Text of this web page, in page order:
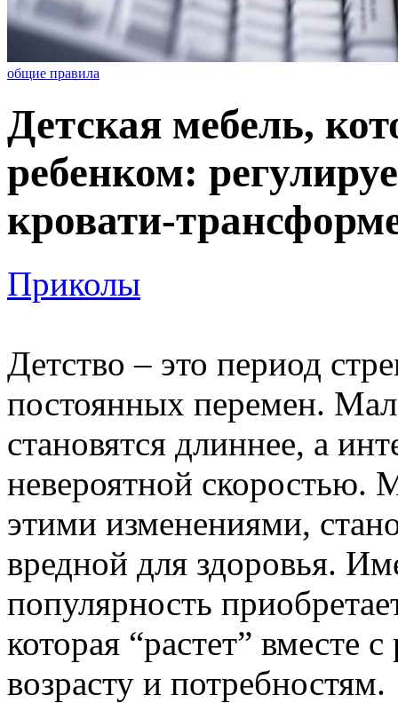
общие правила
Детская мебель,
ребенком:
кровати-
Приколы
Детство – это период
постоянных перемен.
становятся длиннее, а
невероятной скоростью.
этими изменениями,
вредной для здоровья.
популярность
которая “растет” вместе
возрасту и потребностям.